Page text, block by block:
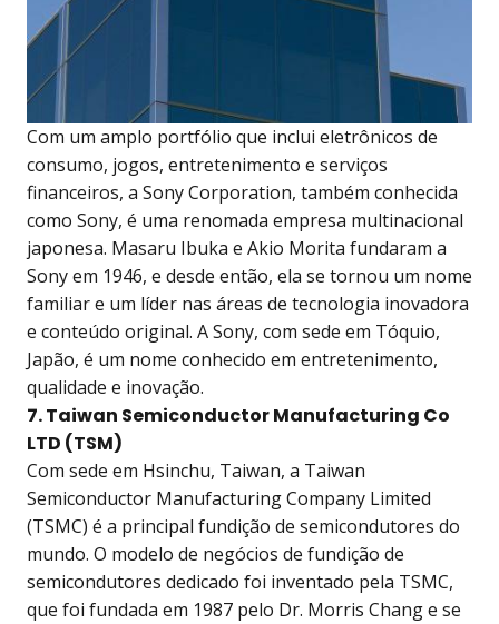
Com um amplo portfólio que inclui eletrônicos de
consumo, jogos, entretenimento e serviços
financeiros, a Sony Corporation, também conhecida
como Sony, é uma renomada empresa multinacional
japonesa. Masaru Ibuka e Akio Morita fundaram a
Sony em 1946, e desde então, ela se tornou um nome
familiar e um líder nas áreas de tecnologia inovadora
e conteúdo original. A Sony, com sede em Tóquio,
Japão, é um nome conhecido em entretenimento,
qualidade e inovação.
7. Taiwan Semiconductor Manufacturing Co
LTD (TSM)
Com sede em Hsinchu, Taiwan, a Taiwan
Semiconductor Manufacturing Company Limited
(TSMC) é a principal fundição de semicondutores do
mundo. O modelo de negócios de fundição de
semicondutores dedicado foi inventado pela TSMC,
que foi fundada em 1987 pelo Dr. Morris Chang e se